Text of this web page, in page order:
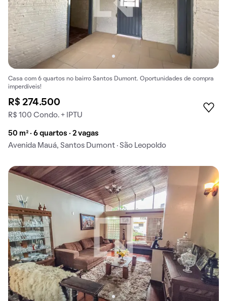
Casa com 6 quartos no bairro Santos Dumont. Oportunidades de compra
imperdíveis!
R$ 274.500
R$ 100 Condo. + IPTU
50 m² · 6 quartos · 2 vagas
Avenida Mauá, Santos Dumont · São Leopoldo